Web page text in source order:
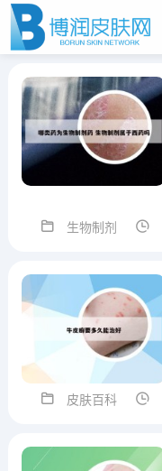
生物制剂
皮肤百科